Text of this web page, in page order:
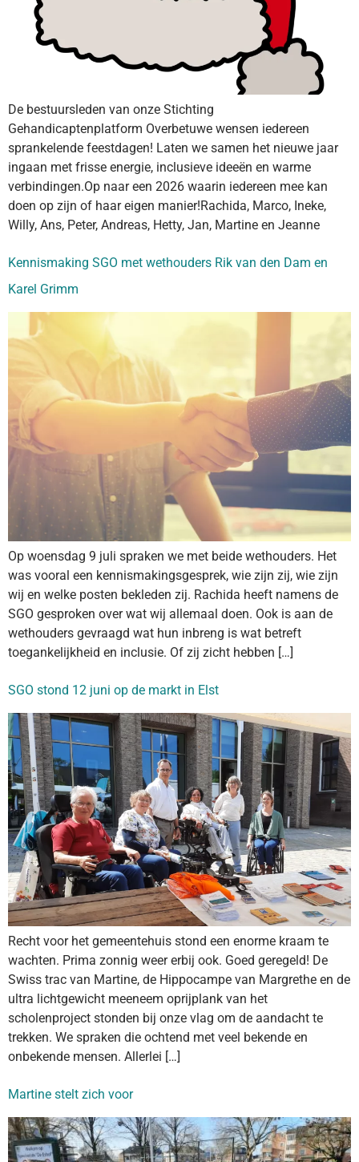
De bestuursleden van onze Stichting
Gehandicaptenplatform Overbetuwe wensen iedereen
sprankelende feestdagen! Laten we samen het nieuwe jaar
ingaan met frisse energie, inclusieve ideeën en warme
verbindingen.Op naar een 2026 waarin iedereen mee kan
doen op zijn of haar eigen manier!Rachida, Marco, Ineke,
Willy, Ans, Peter, Andreas, Hetty, Jan, Martine en Jeanne
Kennismaking SGO met wethouders Rik van den Dam en
Karel Grimm
Op woensdag 9 juli spraken we met beide wethouders. Het
was vooral een kennismakingsgesprek, wie zijn zij, wie zijn
wij en welke posten bekleden zij. Rachida heeft namens de
SGO gesproken over wat wij allemaal doen. Ook is aan de
wethouders gevraagd wat hun inbreng is wat betreft
toegankelijkheid en inclusie. Of zij zicht hebben […]
SGO stond 12 juni op de markt in Elst
Recht voor het gemeentehuis stond een enorme kraam te
wachten. Prima zonnig weer erbij ook. Goed geregeld! De
Swiss trac van Martine, de Hippocampe van Margrethe en de
ultra lichtgewicht meeneem oprijplank van het
scholenproject stonden bij onze vlag om de aandacht te
trekken. We spraken die ochtend met veel bekende en
onbekende mensen. Allerlei […]
Martine stelt zich voor